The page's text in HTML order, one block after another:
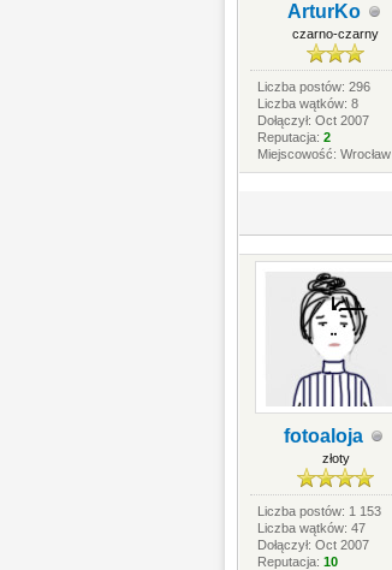
ArturKo
czarno-czarny
Liczba postów: 296
Liczba wątków: 8
Dołączył: Oct 2007
Reputacja:2
Miejscowość: Wrocław
fotoaloja
złoty
Liczba postów: 1 153
Liczba wątków: 47
Dołączył: Oct 2007
Reputacja:10